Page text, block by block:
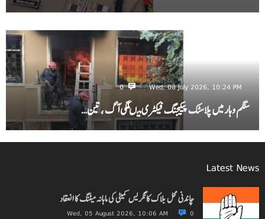
Wed, 08 July 2026, 10:24 PM
0
سنگم وہار میں پلاسٹک پیکیجنگ فیکٹری میںلگی آگ ، تین…
Latest News
چاندنی محل بلاک کانگریس کمیٹی کی ماہانہ میٹنگ کا انعقاد
Wed, 05 August 2026, 10:06 AM 0